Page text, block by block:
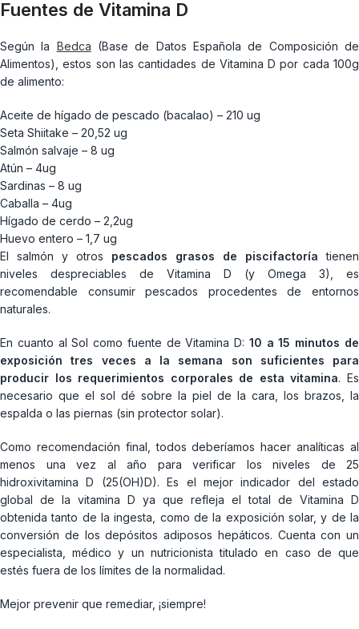
Fuentes de Vitamina D
Según la Bedca (Base de Datos Española de Composición de
Alimentos), estos son las cantidades de Vitamina D por cada 100g
de alimento:
Aceite de hígado de pescado (bacalao) – 210 ug
Seta Shiitake – 20,52 ug
Salmón salvaje – 8 ug
Atún – 4ug
Sardinas – 8 ug
Caballa – 4ug
Hígado de cerdo – 2,2ug
Huevo entero – 1,7 ug
El salmón y otros pescados grasos de piscifactoría tienen
niveles despreciables de Vitamina D (y Omega 3), es
recomendable consumir pescados procedentes de entornos
naturales.
En cuanto al Sol como fuente de Vitamina D: 10 a 15 minutos de
exposición tres veces a la semana son suficientes para
producir los requerimientos corporales de esta vitamina. Es
necesario que el sol dé sobre la piel de la cara, los brazos, la
espalda o las piernas (sin protector solar).
Como recomendación final, todos deberíamos hacer analíticas al
menos una vez al año para verificar los niveles de 25
hidroxivitamina D (25(OH)D). Es el mejor indicador del estado
global de la vitamina D ya que refleja el total de Vitamina D
obtenida tanto de la ingesta, como de la exposición solar, y de la
conversión de los depósitos adiposos hepáticos. Cuenta con un
especialista, médico y un nutricionista titulado en caso de que
estés fuera de los límites de la normalidad.
Mejor prevenir que remediar, ¡siempre!